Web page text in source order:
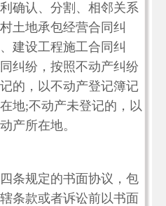
确认、分割、相邻关系
土地承包经营合同纠
建设工程施工合同纠
纠纷，按照不动产纠纷
的，以不动产登记簿记
地;不动产未登记的，以
产所在地。
条规定的书面协议，包
条款或者诉讼前以书面